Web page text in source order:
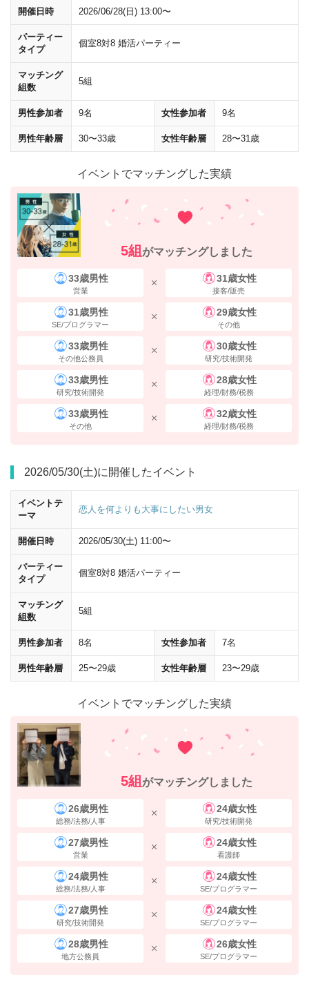
地下通路内は、「八重洲側への自由通路」
の標識に従って進んでくださ
「八重洲地下方面」
そのまま進み、突き当たりの
「東京キャラクターストリートいちばんプ
ラザ」を右に曲がってください。（大丸方面）
開催日時 2026/06/28(日) 13:00〜
パーティー
タイプ
個室8対8 婚活パーティー
マッチング
組数
5組
男性参加者 9名 女性参加者 9名
男性年齢層 30〜33歳 女性年齢層 28〜31歳
イベントでマッチングした実績
5組 がマッチングしました
33歳男性
営業
31歳女性
接客/販売
31歳男性
SE/プログラマー
29歳女性
その他
33歳男性
その他公務員
30歳女性
研究/技術開発
33歳男性
研究/技術開発
28歳女性
経理/財務/税務
33歳男性
その他
32歳女性
経理/財務/税務
2026/05/30(土)に開催したイベント
イベントテ
ーマ
恋人を何よりも大事にしたい男女
開催日時 2026/05/30(土) 11:00〜
パーティー
タイプ
個室8対8 婚活パーティー
マッチング
組数
5組
男性参加者 8名 女性参加者 7名
男性年齢層 25〜29歳 女性年齢層 23〜29歳
イベントでマッチングした実績
5組 がマッチングしました
26歳男性
総務/法務/人事
24歳女性
研究/技術開発
27歳男性
営業
24歳女性
看護師
24歳男性
総務/法務/人事
24歳女性
SE/プログラマー
27歳男性
研究/技術開発
24歳女性
SE/プログラマー
28歳男性
地方公務員
26歳女性
SE/プログラマー